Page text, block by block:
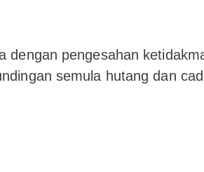
dengan pengesahan
semula hutang dan